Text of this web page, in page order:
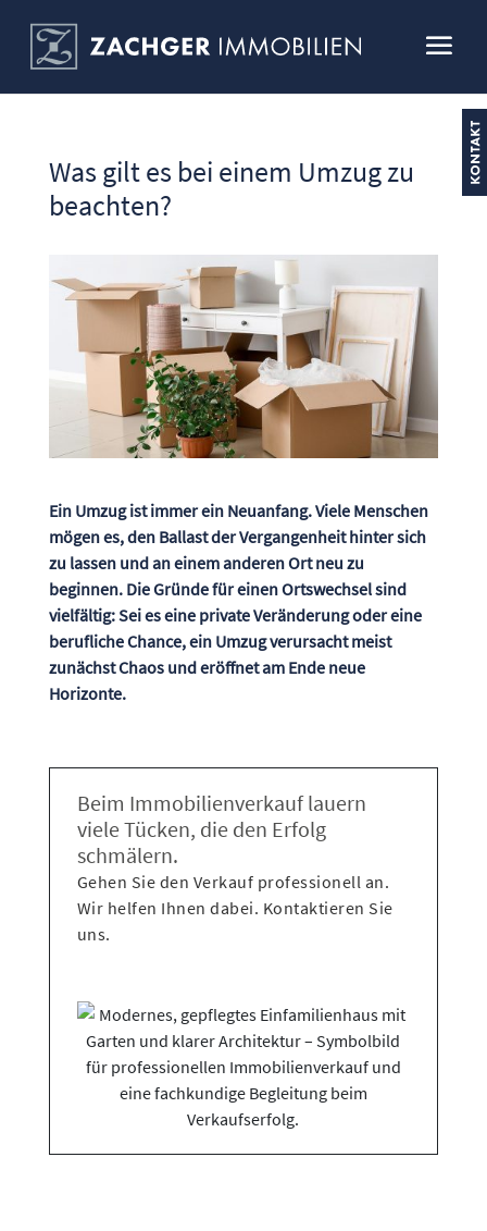
Was gilt es bei einem Umzug zu
beachten?
Ein Umzug ist immer ein Neuanfang. Viele Menschen
mögen es, den Ballast der Vergangenheit hinter sich
zu lassen und an einem anderen Ort neu zu
beginnen. Die Gründe für einen Ortswechsel sind
vielfältig: Sei es eine private Veränderung oder eine
berufliche Chance, ein Umzug verursacht meist
zunächst Chaos und eröffnet am Ende neue
Horizonte.
Beim Immobilienverkauf lauern
viele Tücken, die den Erfolg
schmälern.
Gehen Sie den Verkauf professionell an.
Wir helfen Ihnen dabei. Kontaktieren Sie
uns.